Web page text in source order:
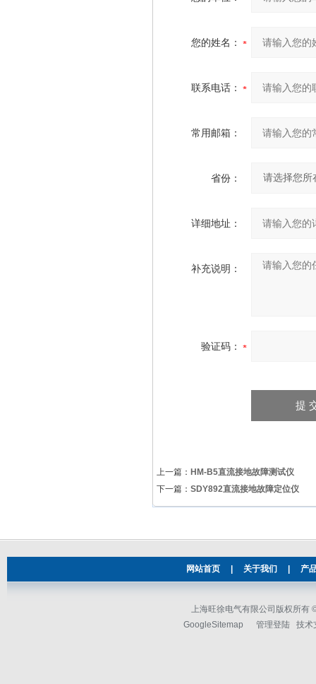
您的姓名：
联系电话：
常用邮箱：
省份：
详细地址：
补充说明：
验证码：
上一篇： HM-B5直流接地故障测试仪
下一篇： SDY892直流接地故障定位仪
网站首页 关于我们 产
上海旺徐电气有限公司版权所有
GoogleSitemap
管理登陆 技术